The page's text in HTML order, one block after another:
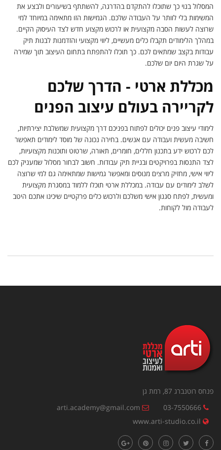
המסלול בנוי כך שתוכלו להתקדם בהדרגה, להשתתף בשיעורים ולבצע את
המשימות בלי לוותר על העבודה שלכם. הגמישות הזו מתאימה במיוחד למי
שרוצה לעשות הסבה מקצועית או לרכוש מקצוע חדש לצד העיסוק הקיים.
במהלך הלימודים תקבלו כלים מעשיים, ליווי מקצועי והזדמנות לבנות תיק
עבודות בקצב שמתאים לכם. כך תוכלו להתפתח בתחום העיצוב תוך שמירה
על שגרת היום יום שלכם.
מכללת ארטי - הדרך שלכם
לקריירה בעולם עיצוב הפנים
לימודי עיצוב פנים יכולים לפתוח בפניכם דרך מקצועית שמשלבת יצירתיות,
חשיבה מעשית ועבודה עם אנשים. בחירה נכונה של מוסד לימודים תאפשר
לכם לרכוש ידע בתכנון חללים, חומרים, תאורה, שרטוט ותוכנות מקצועיות,
לצד התנסות בפרויקטים ובניית תיק עבודות. חשוב לבחור מסלול שמעניק לכם
ליווי אישי, מחזיק מרצים מנוסים ומאפשר גמישות שמתאימה גם למי שרוצה
לשלב לימודים עם עבודה. במכללת ארטי תוכלו ללמוד במסגרת מקצועית
ומעשית, לפתח סגנון אישי משלכם ולרכוש כלים פרקטיים שיכינו אתכם היטב
לעבודה מול לקוחות.
פנחס רוטנברג 87, רמת גן
03-7550666
arti.academy@gmail.com
www.arti-studio.co.il